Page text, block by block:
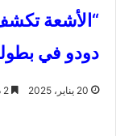
“الأشعة
دودو في
20 يناير، 2025